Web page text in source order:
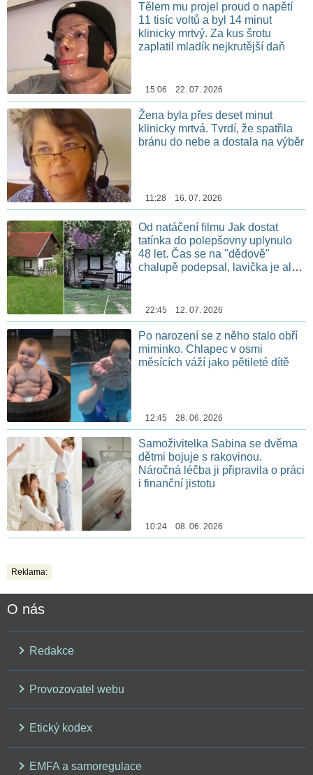
Tělem mu projel proud o napětí
11 tisíc voltů a byl 14 minut
klinicky mrtvý. Za kus šrotu
zaplatil mladík nejkrutější daň
15:06 22. 07. 2026
Žena byla přes deset minut
klinicky mrtvá. Tvrdí, že spatřila
bránu do nebe a dostala na výběr
11:28 16. 07. 2026
Od natáčení filmu Jak dostat
tatínka do polepšovny uplynulo
48 let. Čas se na "dědově"
chalupě podepsal, lavička je ale
22:45 12. 07. 2026
Po narození se z něho stalo obří
miminko. Chlapec v osmi
měsících váží jako pětileté dítě
12:45 28. 06. 2026
Samoživitelka Sabina se dvěma
dětmi bojuje s rakovinou.
Náročná léčba ji připravila o práci
i finanční jistotu
10:24 08. 06. 2026
Reklama:
O nás
Redakce
Provozovatel webu
Etický kodex
EMFA a samoregulace